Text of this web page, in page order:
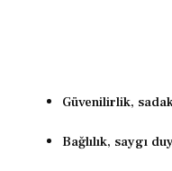
Güvenilirlik,
Bağlılık, saygı